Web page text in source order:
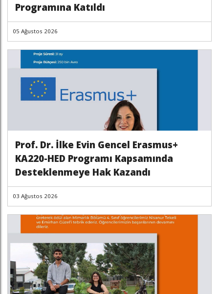
Programına Katıldı
05 Ağustos 2026
Prof. Dr. İlke Evin Gencel Erasmus+
KA220-HED Programı Kapsamında
Desteklenmeye Hak Kazandı
03 Ağustos 2026